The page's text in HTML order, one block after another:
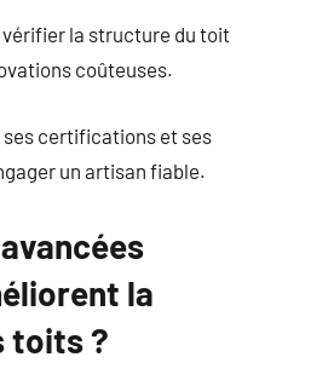
la structure du toit
coûteuses.
certifications et ses
un artisan fiable.
la
toits ?